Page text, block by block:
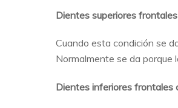
Dientes superiores
Cuando esta condición se
Normalmente se da porque
Dientes inferiores frontales